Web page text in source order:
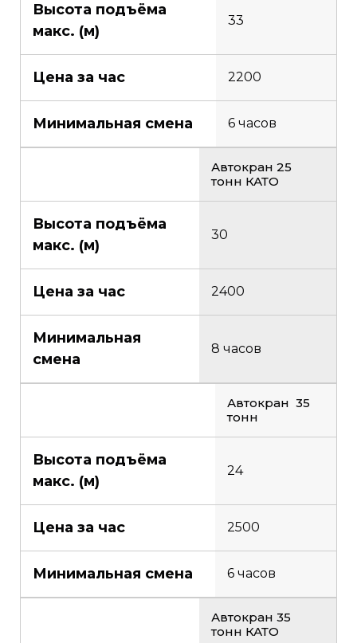
Высота подъёма
макс. (м)
33
Цена за час 2200
Минимальная смена 6 часов
Автокран 25
тонн КАТО
Высота подъёма
макс. (м)
30
Цена за час 2400
Минимальная
смена
8 часов
Автокран 35
тонн
Высота подъёма
макс. (м)
24
Цена за час 2500
Минимальная смена 6 часов
Автокран 35
тонн КАТО